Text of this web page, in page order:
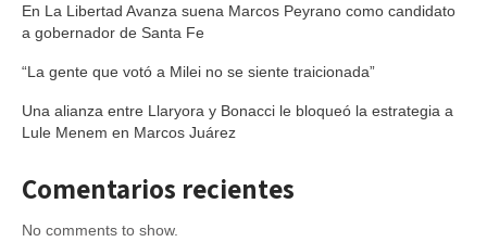
En La Libertad Avanza suena Marcos Peyrano como candidato
a gobernador de Santa Fe
“La gente que votó a Milei no se siente traicionada”
Una alianza entre Llaryora y Bonacci le bloqueó la estrategia a
Lule Menem en Marcos Juárez
Comentarios recientes
No comments to show.